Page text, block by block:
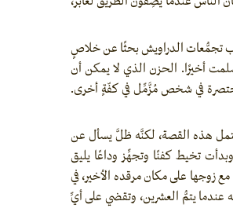
تجمُّعات الدراويش بحثًا عن خلاصٍ
أخيرًا. الحزن الذي لا يمكن أن
في شخص مُزَّمِّل في كفّةٍ أخرى.
هذه القصة، لكنَّه ظلَّ يسأل عن
تخيط كفنًا وتجهِّز وداعًا يليق
زوجها على مكان مرقده الأخير، في
عندما يتمُّ العشرين، وتقضي على أيِّ